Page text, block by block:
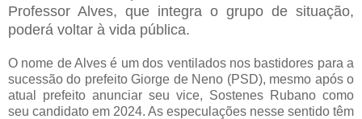
Professor Alves, que integra o grupo de situação,
poderá voltar à vida pública.
O nome de Alves é um dos ventilados nos bastidores para a
sucessão do prefeito Giorge de Neno (PSD), mesmo após o
atual prefeito anunciar seu vice, Sostenes Rubano como
seu candidato em 2024. As especulações nesse sentido têm